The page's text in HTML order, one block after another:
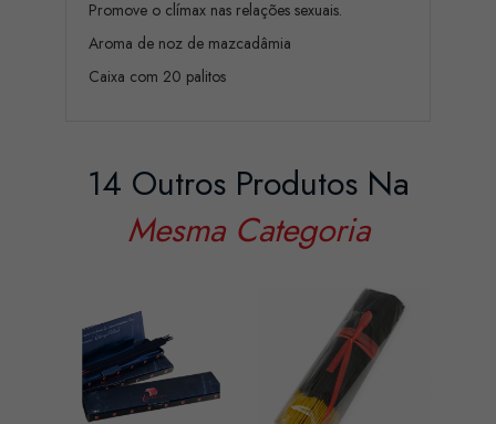
Promove o clímax nas relações sexuais.
Aroma de noz de mazcadâmia
Caixa com 20 palitos
14 Outros Produtos Na
Mesma Categoria